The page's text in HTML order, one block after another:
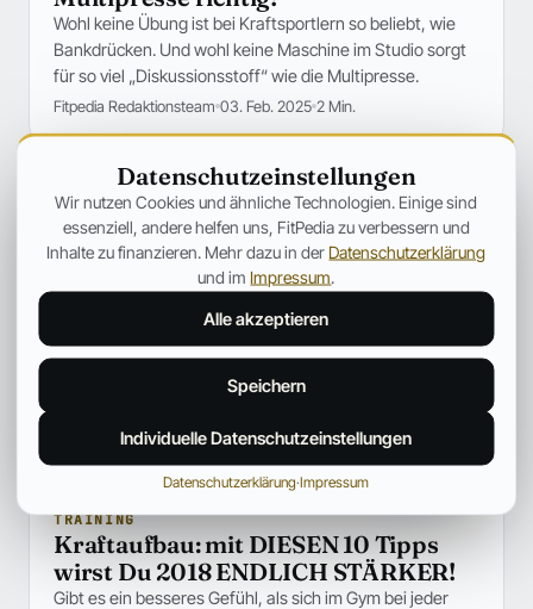
Wohl keine Übung ist bei Kraftsportlern so beliebt, wie
Bankdrücken. Und wohl keine Maschine im Studio sorgt
für so viel „Diskussionsstoff“ wie die Multipresse.
Fitpedia Redaktionsteam 03. Feb. 2025 2 Min.
TRAINING
Kraftaufbau: mit DIESEN 10 Tipps
wirst Du 2018 ENDLICH STÄRKER!
Gibt es ein besseres Gefühl, als sich im Gym bei jeder
Datenschutzeinstellungen
Wir nutzen Cookies und ähnliche Technologien. Einige sind
essenziell, andere helfen uns, FitPedia zu verbessern und
Inhalte zu finanzieren. Mehr dazu in der Datenschutzerklärung
und im Impressum
Alle akzeptieren
Speichern
Individuelle Datenschutzeinstellungen
Datenschutzerklärung·Impressum